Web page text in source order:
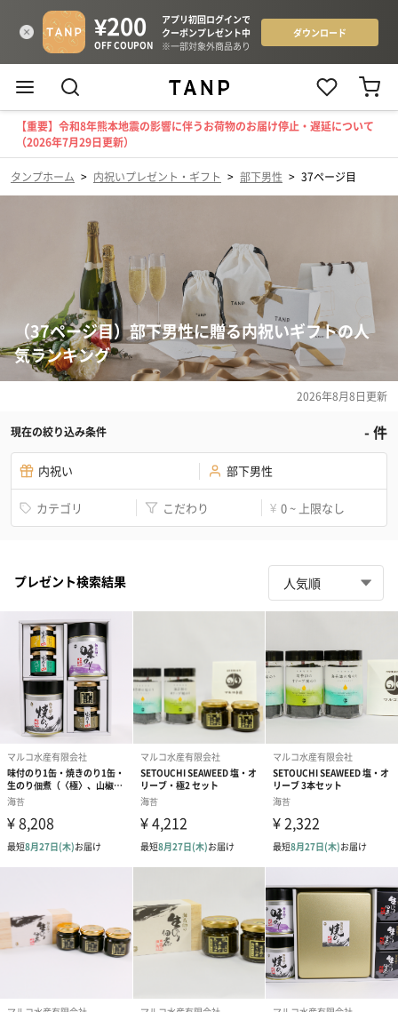
【重要】令和8年熊本地震の影響に伴うお荷物のお届け停止・遅延について
（2026年7月29日更新）
タンプホーム > 内祝いプレゼント・ギフト > 部下男性 > 37ページ目
（37ページ目）部下男性に贈る内祝いギフトの人
気ランキング
2026年8月8日更新
現在の絞り込み条件 -件
内祝い 部下男性
カテゴリ こだわり ¥ 0 ~ 上限なし
プレゼント検索結果